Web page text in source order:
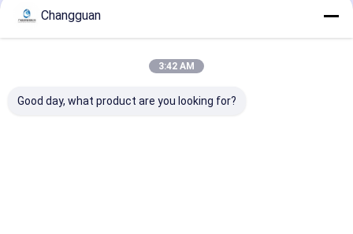
Polecane Produkty
Changguan
3:42 AM
Good day, what product are you looking for?